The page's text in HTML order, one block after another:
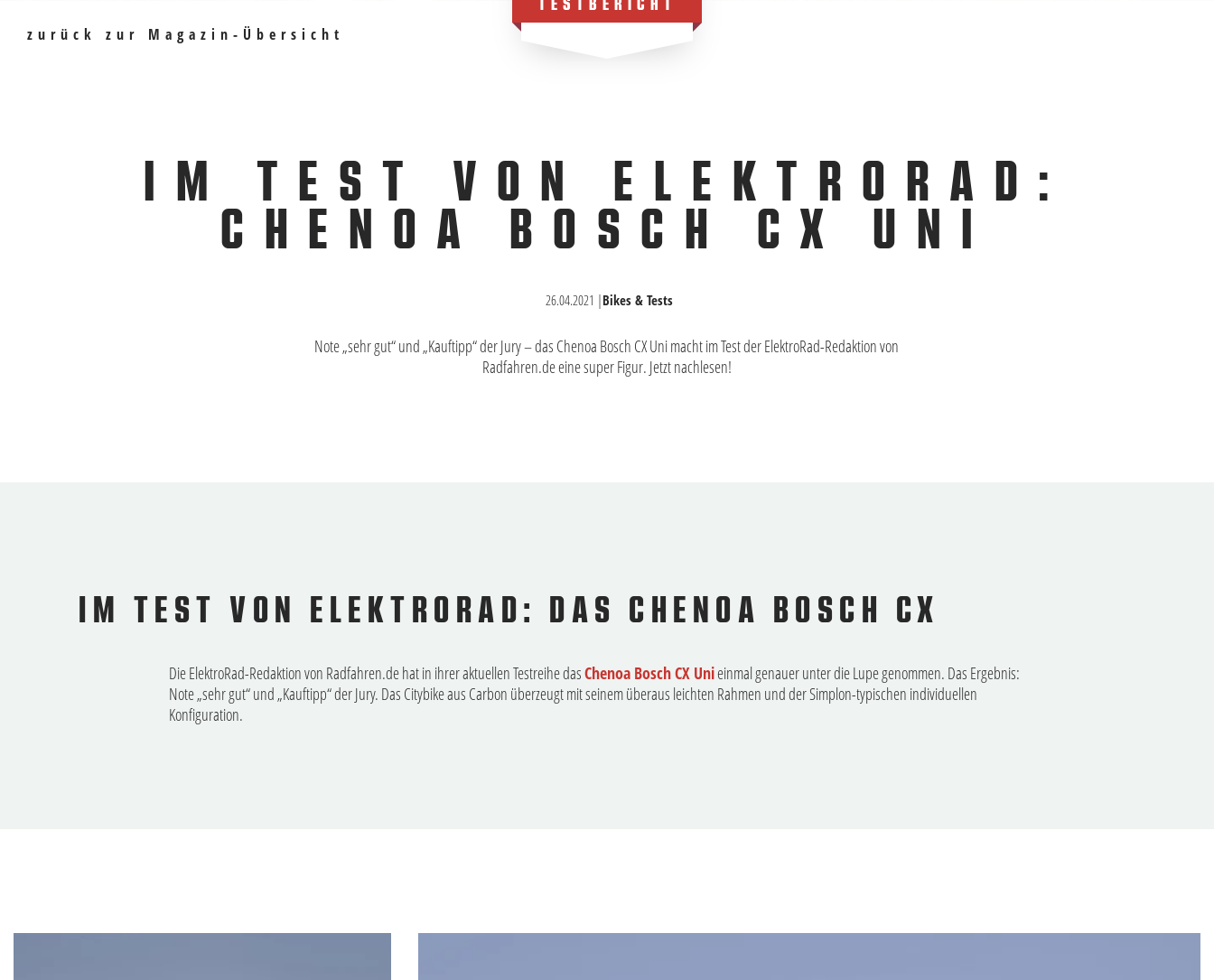
TESTBERICHT
zurück zur Magazin-Übersicht
IM TEST VON ELEKTRORAD:
CHENOA BOSCH CX UNI
26.04.2021 |Bikes & Tests
Note „sehr gut“ und „Kauftipp“ der Jury – das Chenoa Bosch CX Uni macht im Test der ElektroRad-Redaktion von
Radfahren.de eine super Figur. Jetzt nachlesen!
IM TEST VON ELEKTRORAD: DAS CHENOA BOSCH CX
Die ElektroRad-Redaktion von Radfahren.de hat in ihrer aktuellen Testreihe dasChenoa Bosch CX Unieinmal genauer unter die Lupe genommen. Das Ergebnis:
Note „sehr gut“ und „Kauftipp“ der Jury. Das Citybike aus Carbon überzeugt mit seinem überaus leichten Rahmen und der Simplon-typischen individuellen
Konfiguration.